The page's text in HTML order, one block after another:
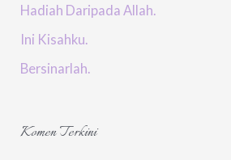
Hadiah Daripada Allah.
Ini Kisahku.
Bersinarlah.
Komen Terkini